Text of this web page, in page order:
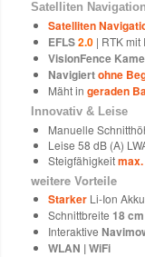
Satelliten Navigation
Satelliten
EFLS2.0 | RTK
VisionFence
Navigiertohne
Mäht in geraden
Innovativ & Leise
Manuelle
Leise 58 dB (A)
Steigfähigkeit
weitere Vorteile
StarkerLi-Ion
Schnittbreite 18 cm
Interaktive
WLAN | WiFi